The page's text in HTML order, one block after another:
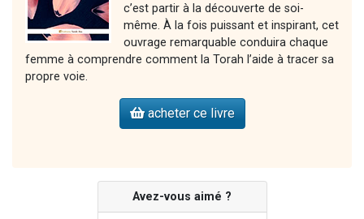
c’est partir à la découverte de soi-
même. À la fois puissant et inspirant, cet
ouvrage remarquable conduira chaque
femme à comprendre comment la Torah l’aide à tracer sa
propre voie.
acheter ce livre
Avez-vous aimé ?